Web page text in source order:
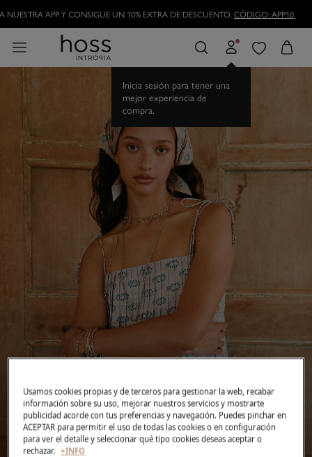
HAZTE HOSSLOVERY DISFRUTA DE LAS VENTAJAS
Últimos días de Rebajas
TODO -70% y -50%
VER COLECCIÓN
Usamos cookies propias y de terceros para gestionar la web, recabar
información sobre su uso, mejorar nuestros servicios y mostrarte
publicidad acorde con tus preferencias y navegación. Puedes pinchar en
ACEPTAR para permitir el uso de todas las cookies o en configuración
para ver el detalle y seleccionar qué tipo cookies deseas aceptar o
rechazar. +INFO